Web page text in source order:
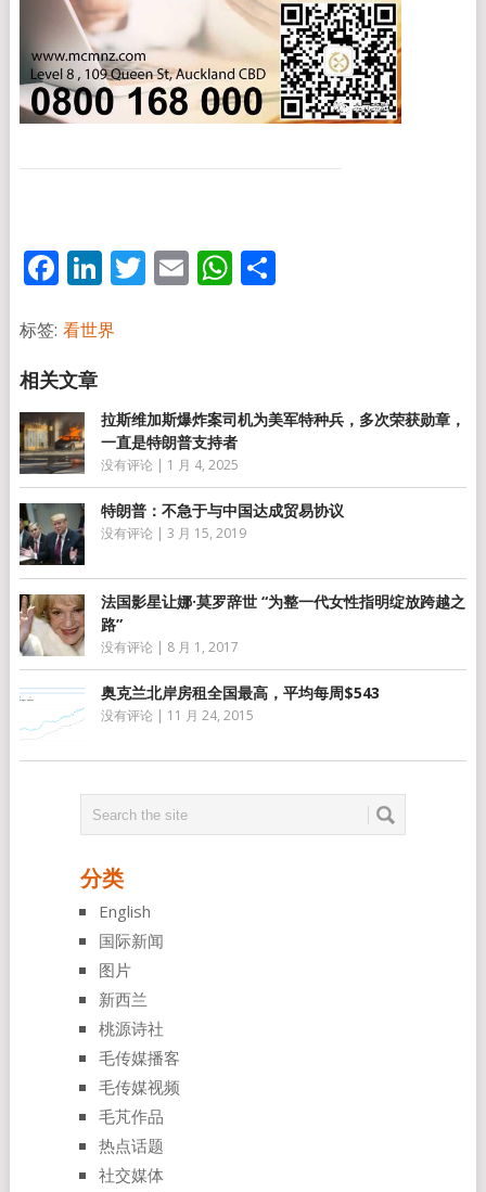
Facebook
LinkedIn
Twitter
EmailWhatsApp
分
标签: 看世界
拉斯维加斯爆炸案司机为美军特种兵，多次荣获勋章，
一直是特朗普支持者
没有评论 | 1 月 4, 2025
特朗普：不急于与中国达成贸易协议
没有评论 | 3 月 15, 2019
法国影星让娜·莫罗辞世 “为整一代女性指明绽放跨越之
路”
没有评论 | 8 月 1, 2017
奥克兰北岸房租全国最高，平均每周$543
没有评论 | 11 月 24, 2015
分类
English
国际新闻
图片
新西兰
桃源诗社
毛传媒播客
毛传媒视频
毛芃作品
热点话题
社交媒体